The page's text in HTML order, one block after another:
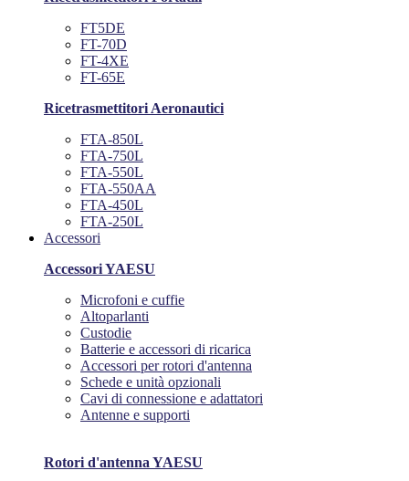
FT5DE
FT-70D
FT-4XE
FT-65E
Ricetrasmettitori Aeronautici
FTA-850L
FTA-750L
FTA-550L
FTA-550AA
FTA-450L
FTA-250L
Accessori
Accessori YAESU
Microfoni e cuffie
Altoparlanti
Custodie
Batterie e accessori di ricarica
Accessori per rotori d'antenna
Schede e unità opzionali
Cavi di connessione e adattatori
Antenne e supporti
Rotori d'antenna YAESU